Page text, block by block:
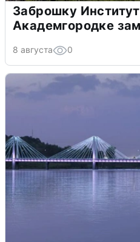
Заброшку
Академгородке
8 августа 0